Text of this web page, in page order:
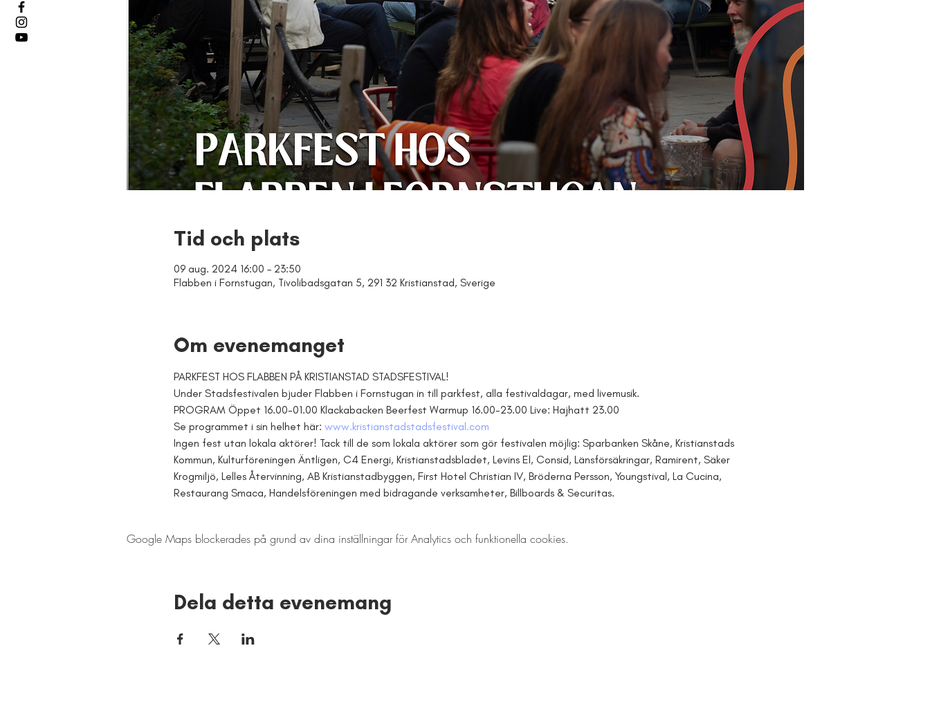
Tid och plats
09 aug. 2024 16:00 – 23:50
Flabben i Fornstugan, Tivolibadsgatan 5, 291 32 Kristianstad, Sverige
Om evenemanget
PARKFEST HOS FLABBEN PÅ KRISTIANSTAD STADSFESTIVAL!
Under Stadsfestivalen bjuder Flabben i Fornstugan in till parkfest, alla festivaldagar, med livemusik.
PROGRAM Öppet 16.00-01.00 Klackabacken Beerfest Warmup 16.00-23.00 Live: Hajhatt 23.00
Se programmet i sin helhet här: www.kristianstadstadsfestival.com
Ingen fest utan lokala aktörer! Tack till de som lokala aktörer som gör festivalen möjlig: Sparbanken Skåne, Kristianstads
Kommun, Kulturföreningen Äntligen, C4 Energi, Kristianstadsbladet, Levins El, Consid, Länsförsäkringar, Ramirent, Säker
Krogmiljö, Lelles Återvinning, AB Kristianstadbyggen, First Hotel Christian IV, Bröderna Persson, Youngstival, La Cucina,
Restaurang Smaca, Handelsföreningen med bidragande verksamheter, Billboards & Securitas.
Google Maps blockerades på grund av dina inställningar för Analytics och funktionella cookies.
Dela detta evenemang